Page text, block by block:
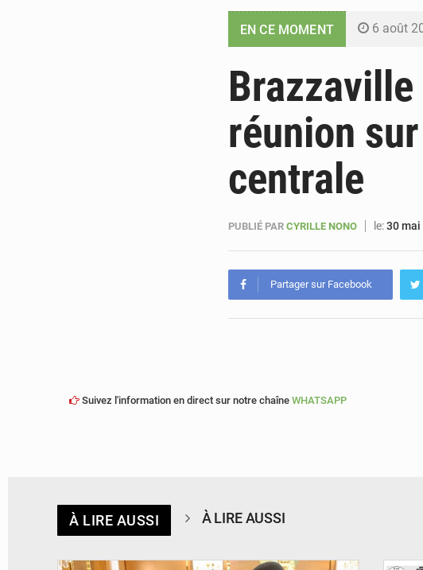
EN CE MOMENT 6 août
5 août
5 août
réunion
centrale
PUBLIÉ PAR CYRILLE NONO le:30 mai
Partager sur Facebook
Suivez l'information en direct sur notre chaîne WHATSAPP
À LIRE AUSSI À LIRE AUSSI